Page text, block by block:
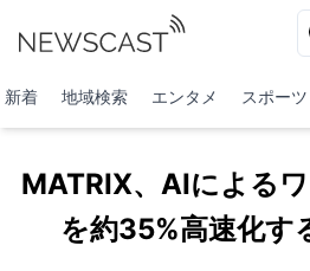
新着 地域検索 エンタメ スポーツ
MATRIX、AIによる
を約35%高速化す